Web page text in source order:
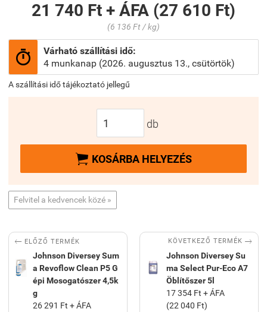
21 740 Ft + ÁFA (27 610 Ft)
(6 136 Ft / kg)

Várható szállítási idő:
4 munkanap (2026. augusztus 13., csütörtök)
A szállítási idő tájékoztató jellegű
db
 KOSÁRBA HELYEZÉS
Felvitel a kedvencek közé »
 ELŐZŐ TERMÉK
Johnson Diversey Sum
a Revoflow Clean P5 G
épi Mosogatószer 4,5k
g
26 291 Ft + ÁFA
KÖVETKEZŐ TERMÉK 
Johnson Diversey Su
ma Select Pur-Eco A7
Öblítőszer 5l
17 354 Ft + ÁFA
(22 040 Ft)